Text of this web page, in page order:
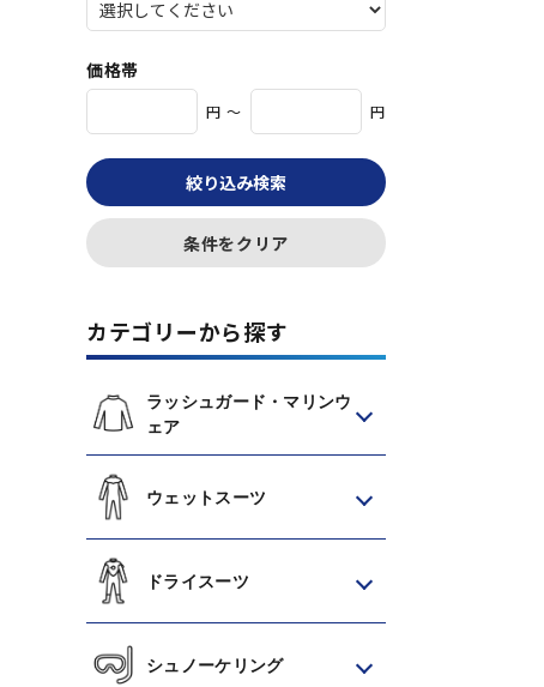
価格帯
円 ～ 円
絞り込み検索
条件をクリア
カテゴリーから探す
ラッシュガード・マリンウ
ェア
ウェットスーツ
ドライスーツ
シュノーケリング